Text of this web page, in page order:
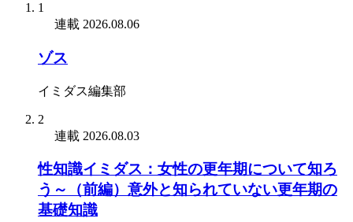
1
連載 2026.08.06
ゾス
イミダス編集部
2
連載 2026.08.03
性知識イミダス：女性の更年期について知ろ
う～（前編）意外と知られていない更年期の
基礎知識